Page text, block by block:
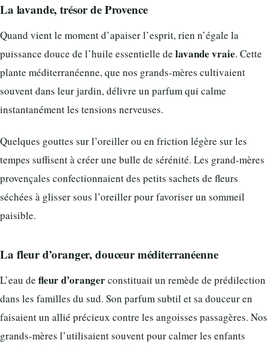
La lavande, trésor de Provence
Quand vient le moment d’apaiser l’esprit, rien n’égale la
puissance douce de l’huile essentielle de lavande vraie. Cette
plante méditerranéenne, que nos grands-mères cultivaient
souvent dans leur jardin, délivre un parfum qui calme
instantanément les tensions nerveuses.
Quelques gouttes sur l’oreiller ou en friction légère sur les
tempes suffisent à créer une bulle de sérénité. Les grand-mères
provençales confectionnaient des petits sachets de fleurs
séchées à glisser sous l’oreiller pour favoriser un sommeil
paisible.
La fleur d’oranger, douceur méditerranéenne
L’eau de fleur d’orangerconstituait un remède de prédilection
dans les familles du sud. Son parfum subtil et sa douceur en
faisaient un allié précieux contre les angoisses passagères. Nos
grands-mères l’utilisaient souvent pour calmer les enfants